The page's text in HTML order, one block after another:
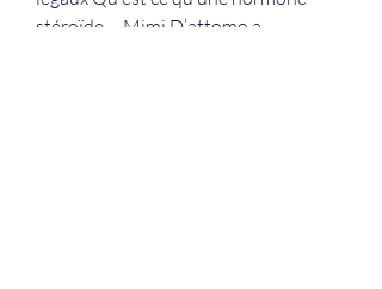
stéroïde -- Mimi D’attomo a